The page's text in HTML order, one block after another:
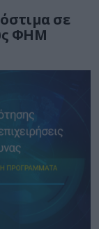
σε
ΦΗΜ